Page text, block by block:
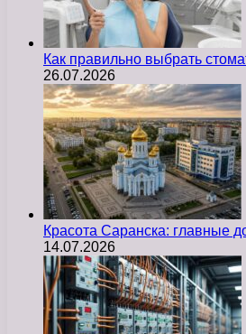
Как правильно выбрать
26.07.2026
Красота Саранска: главные
14.07.2026